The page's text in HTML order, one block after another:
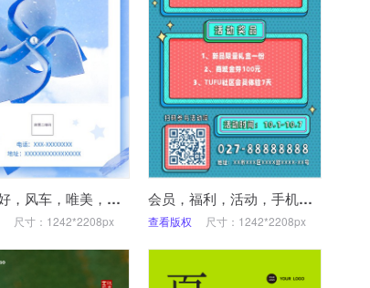
十月你好，风车，唯美，日签
尺寸：1242*2208px
会员，福利，活动，手机海报
查看版权 尺寸：1242*2208px